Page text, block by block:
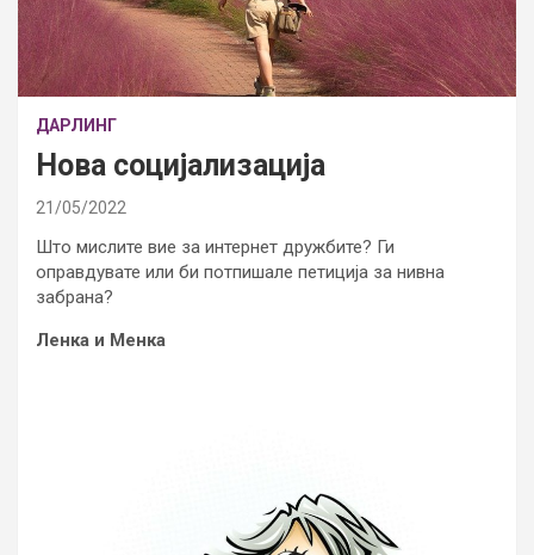
ДАРЛИНГ
Нова социјализација
21/05/2022
Што мислите вие за интернет дружбите? Ги
оправдувате или би потпишале петиција за нивна
забрана?
Ленка и Менка